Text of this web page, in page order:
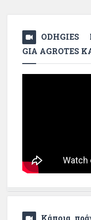
ODHGIES
GIA AGROTES